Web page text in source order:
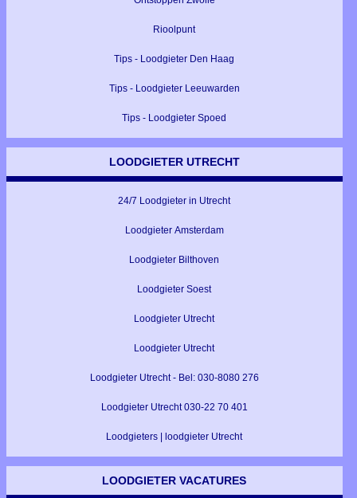
Rioolpunt
Tips - Loodgieter Den Haag
Tips - Loodgieter Leeuwarden
Tips - Loodgieter Spoed
LOODGIETER UTRECHT
24/7 Loodgieter in Utrecht
Loodgieter Amsterdam
Loodgieter Bilthoven
Loodgieter Soest
Loodgieter Utrecht
Loodgieter Utrecht
Loodgieter Utrecht - Bel: 030-8080 276
Loodgieter Utrecht 030-22 70 401
Loodgieters | loodgieter Utrecht
LOODGIETER VACATURES